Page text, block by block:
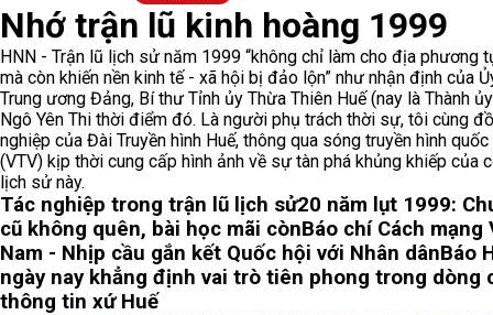
Nhớ trận lũ kinh hoàng 1999
HNN - Trận lũ lịch sử năm 1999 “không chỉ làm cho địa phương
mà còn khiến nền kinh tế - xã hội bị đảo lộn” như nhận định của
Trung ương Đảng, Bí thư Tỉnh ủy Thừa Thiên Huế (nay là Thành
Ngô Yên Thi thời điểm đó. Là người phụ trách thời sự, tôi cùng
nghiệp của Đài Truyền hình Huế, thông qua sóng truyền hình quốc
(VTV) kịp thời cung cấp hình ảnh về sự tàn phá khủng khiếp của
lịch sử này.
Tác nghiệp trong trận lũ lịch sử20 năm lụt 1999:
cũ không quên, bài học mãi cònBáo chí Cách mạng
Nam - Nhịp cầu gắn kết Quốc hội với Nhân dânBáo
ngày nay khẳng định vai trò tiên phong trong dòng
thông tin xứ Huế